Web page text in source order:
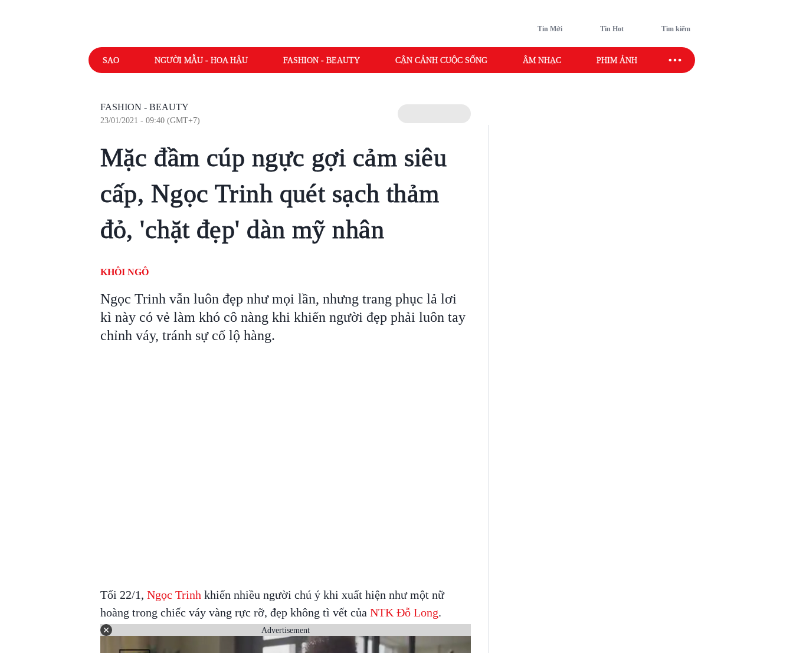
Tin Mới Tin Hot Tìm kiếm
SAO NGƯỜI MẪU - HOA HẬU FASHION - BEAUTY CẬN CẢNH CUỘC SỐNG ÂM NHẠC PHIM ẢNH SAO SPORT
FASHION - BEAUTY
23/01/2021 - 09:40 (GMT+7)
Mặc đầm cúp ngực gợi cảm siêu
cấp, Ngọc Trinh quét sạch thảm
đỏ, 'chặt đẹp' dàn mỹ nhân
KHÔI NGÔ
Ngọc Trinh vẫn luôn đẹp như mọi lần, nhưng trang phục lả lơi
kì này có vẻ làm khó cô nàng khi khiến người đẹp phải luôn tay
chỉnh váy, tránh sự cố lộ hàng.
Tối 22/1, Ngọc Trinh khiến nhiều người chú ý khi xuất hiện như một nữ
hoàng trong chiếc váy vàng rực rỡ, đẹp không tì vết của NTK Đỗ Long.
Advertisement